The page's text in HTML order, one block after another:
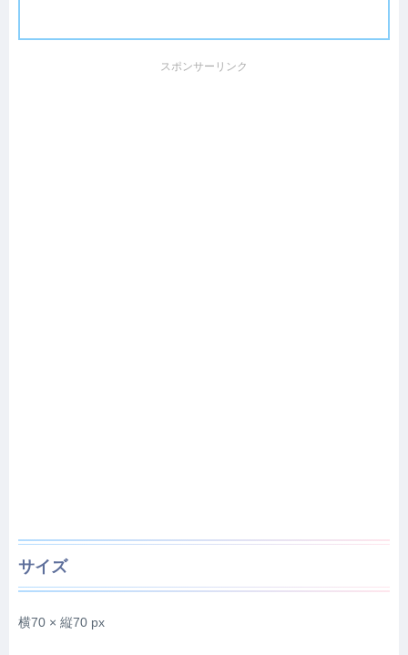
スポンサーリンク
サイズ
横70 × 縦70 px